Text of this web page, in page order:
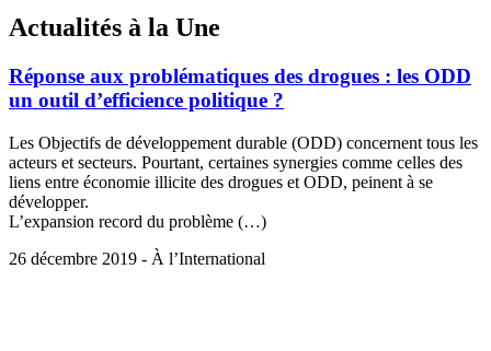
Actualités à la Une
Réponse aux problématiques des drogues : les ODD
un outil d’efficience politique ?
Les Objectifs de développement durable (ODD) concernent tous les
acteurs et secteurs. Pourtant, certaines synergies comme celles des
liens entre économie illicite des drogues et ODD, peinent à se
développer.
L’expansion record du problème (…)
26 décembre 2019 - À l’International